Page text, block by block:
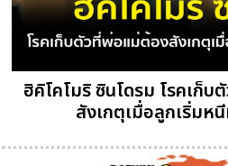
ฮิคิโคโมริ ซินโดรม โรคเ
สังเกตุเมื่อลูกเริ่มห